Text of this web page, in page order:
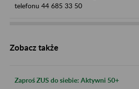
telefonu 44 685 33 50
Zobacz także
Zaproś ZUS do siebie: Aktywni 50+